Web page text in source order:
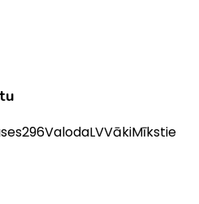
296ValodaLVVākiMīkstie